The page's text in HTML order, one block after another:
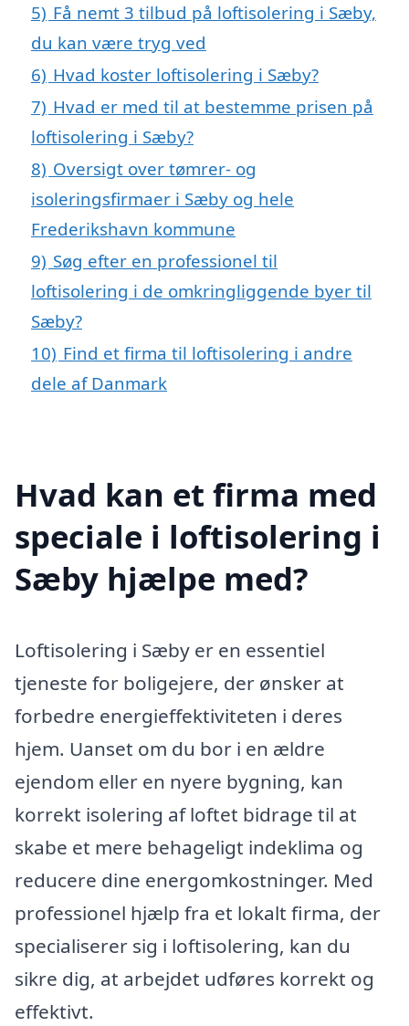
5) Få nemt 3 tilbud på loftisolering i Sæby,
du kan være tryg ved
6) Hvad koster loftisolering i Sæby?
7) Hvad er med til at bestemme prisen på
loftisolering i Sæby?
8) Oversigt over tømrer- og
isoleringsfirmaer i Sæby og hele
Frederikshavn kommune
9) Søg efter en professionel til
loftisolering i de omkringliggende byer til
Sæby?
10) Find et firma til loftisolering i andre
dele af Danmark
Hvad kan et firma med
speciale i loftisolering i
Sæby hjælpe med?
Loftisolering i Sæby er en essentiel
tjeneste for boligejere, der ønsker at
forbedre energieffektiviteten i deres
hjem. Uanset om du bor i en ældre
ejendom eller en nyere bygning, kan
korrekt isolering af loftet bidrage til at
skabe et mere behageligt indeklima og
reducere dine energomkostninger. Med
professionel hjælp fra et lokalt firma, der
specialiserer sig i loftisolering, kan du
sikre dig, at arbejdet udføres korrekt og
effektivt.